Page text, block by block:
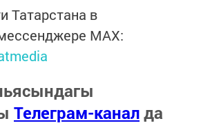
Татарстана в
MАХ:
Телеграм-каналда